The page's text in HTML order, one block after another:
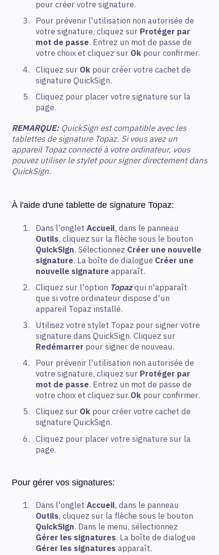
pour créer votre signature.
Pour prévenir l'utilisation non autorisée de
votre signature, cliquez sur Protéger par
mot de passe. Entrez un mot de passe de
votre choix et cliquez sur Ok pour confirmer.
Cliquez sur Ok pour créer votre cachet de
signature QuickSign.
Cliquez pour placer votre signature sur la
page.
REMARQUE: QuickSign est compatible avec les
tablettes de signature Topaz. Si vous avez un
appareil Topaz connecté à votre ordinateur, vous
pouvez utiliser le stylet pour signer directement dans
QuickSign.
À l'aide d'une tablette de signature Topaz:
Dans l'onglet Accueil, dans le panneau
Outils, cliquez sur la flèche sous le bouton
QuickSign. Sélectionnez Créer une nouvelle
signature. La boîte de dialogue Créer une
nouvelle signature apparaît.
Cliquez sur l'option Topazqui n'apparaît
que si votre ordinateur dispose d'un
appareil Topaz installé.
Utilisez votre stylet Topaz pour signer votre
signature dans QuickSign. Cliquez sur
Redémarrer pour signer de nouveau.
Pour prévenir l'utilisation non autorisée de
votre signature, cliquez sur Protéger par
mot de passe. Entrez un mot de passe de
votre choix et cliquez sur Ok pour confirmer.
Cliquez sur Ok pour créer votre cachet de
signature QuickSign.
Cliquez pour placer votre signature sur la
page.
Pour gérer vos signatures:
Dans l'onglet Accueil, dans le panneau
Outils, cliquez sur la flèche sous le bouton
QuickSign. Dans le menu, sélectionnez
Gérer les signatures. La boîte de dialogue
Gérer les signatures apparaît.